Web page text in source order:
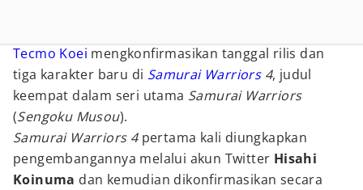
Tecmo Koei mengkonfirmasikan tanggal rilis dan
tiga karakter baru di Samurai Warriors4, judul
keempat dalam seri utama Samurai Warriors
(Sengoku Musou).
Samurai Warriors 4pertama kali diungkapkan
pengembangannya melalui akun Twitter Hisahi
Koinuma dan kemudian dikonfirmasikan secara